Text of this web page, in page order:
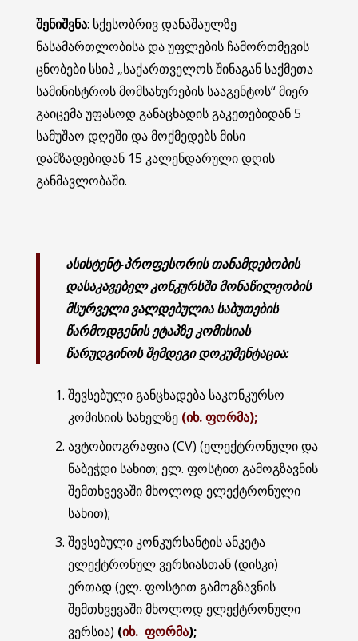
შენიშვნა: სქესობრივ დანაშაულზე
ნასამართლობისა და უფლების ჩამორთმევის
ცნობები სსიპ „საქართველოს შინაგან საქმეთა
სამინისტროს მომსახურების სააგენტოს“ მიერ
გაიცემა უფასოდ განაცხადის გაკეთებიდან 5
სამუშაო დღეში და მოქმედებს მისი
დამზადებიდან 15 კალენდარული დღის
განმავლობაში.
ასისტენტ-პროფესორის თანამდებობის
დასაკავებელ კონკურსში მონაწილეობის
მსურველი ვალდებულია საბუთების
წარმოდგენის ეტაპზე კომისიას
წარუდგინოს შემდეგი დოკუმენტაცია:
შევსებული განცხადება საკონკურსო
კომისიის სახელზე (იხ. ფორმა);
ავტობიოგრაფია (CV) (ელექტრონული და
ნაბეჭდი სახით; ელ. ფოსტით გამოგზავნის
შემთხვევაში მხოლოდ ელექტრონული
სახით);
შევსებული კონკურსანტის ანკეტა
ელექტრონულ ვერსიასთან (დისკი)
ერთად (ელ. ფოსტით გამოგზავნის
შემთხვევაში მხოლოდ ელექტრონული
ვერსია) (იხ. ფორმა);